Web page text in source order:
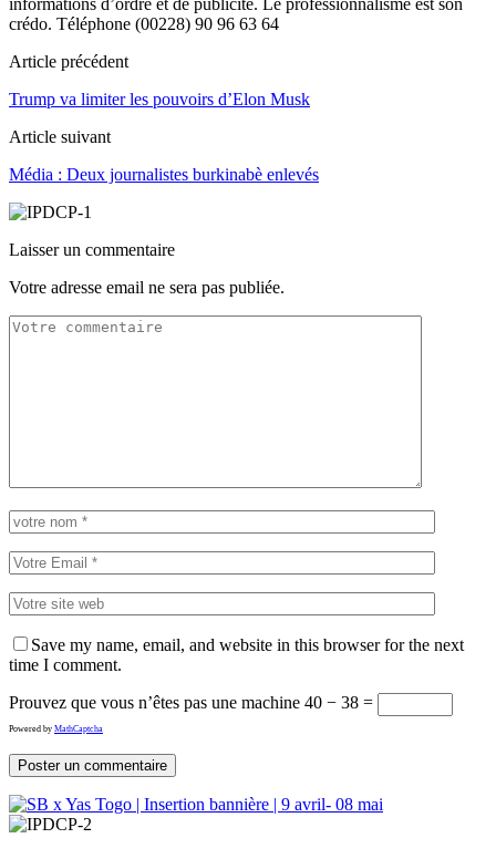
crédo. Téléphone (00228) 90 96 63 64
Article précédent
Trump va limiter les pouvoirs d’Elon Musk
Article suivant
Média : Deux journalistes burkinabè enlevés
Laisser un commentaire
Votre adresse email ne sera pas publiée.
Save my name, email, and website in this browser for the next
time I comment.
Prouvez que vous n’êtes pas une machine 40 − 38 =
Powered by MathCaptcha